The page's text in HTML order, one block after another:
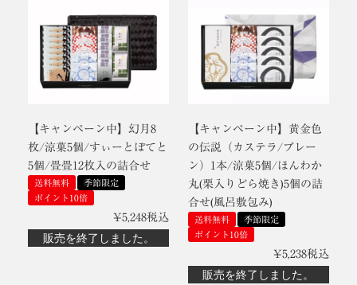
【キャンペーン中】幻月8
枚/涼菓5個/すぃーとぽてと
5個/畳畳12枚入の詰合せ
送料無料
季節限定
ポイント10倍
¥5,248税込
販売を終了しました。
【キャンペーン中】黄金色
の伝説（カステラ/プレー
ン）1本/涼菓5個/ほんわか
丸(栗入りどら焼き)5個の詰
合せ(風呂敷包み)
送料無料
季節限定
ポイント10倍
¥5,238税込
販売を終了しました。